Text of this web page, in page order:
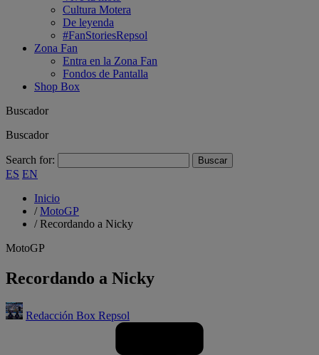
Cultura Motera
De leyenda
#FanStoriesRepsol
Zona Fan
Entra en la Zona Fan
Fondos de Pantalla
Shop Box
Buscador
Buscador
Search for:
ES EN
Inicio
/MotoGP
/Recordando a Nicky
MotoGP
Recordando a Nicky
Redacción Box Repsol